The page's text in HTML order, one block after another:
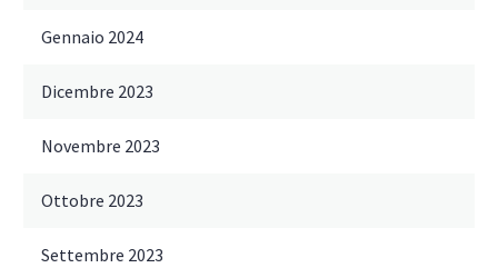
Gennaio 2024
Dicembre 2023
Novembre 2023
Ottobre 2023
Settembre 2023